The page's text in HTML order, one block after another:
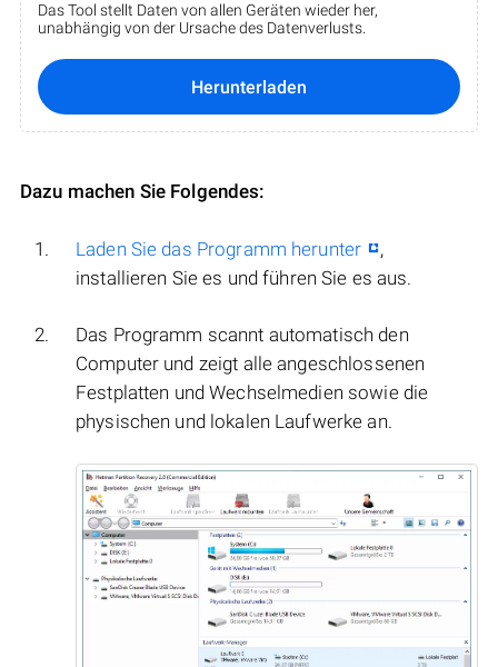
Das Tool stellt Daten von allen Geräten wieder her,
unabhängig von der Ursache des Datenverlusts.
Herunterladen
Dazu machen Sie Folgendes:
Laden Sie das Programm herunter
,
installieren Sie es und führen Sie es aus.
Das Programm scannt automatisch den
Computer und zeigt alle angeschlossenen
Festplatten und Wechselmedien sowie die
physischen und lokalen Laufwerke an.